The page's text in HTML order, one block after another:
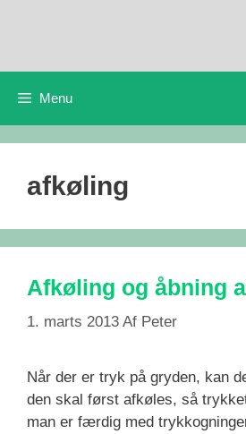
Menu
afkøling
Afkøling og åbning
1. marts 2013 Af Peter
Når der er tryk på gryden, kan
den skal først afkøles, så
man er færdig med